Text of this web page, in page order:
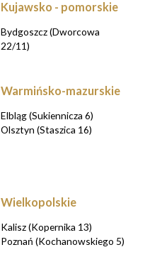
Kujawsko - pomorskie
Bydgoszcz (Dworcowa
22/11)
Warmińsko-mazurskie
Elbląg (Sukiennicza 6)
Olsztyn (Staszica 16)
Wielkopolskie
Kalisz (Kopernika 13)
Poznań (Kochanowskiego 5)